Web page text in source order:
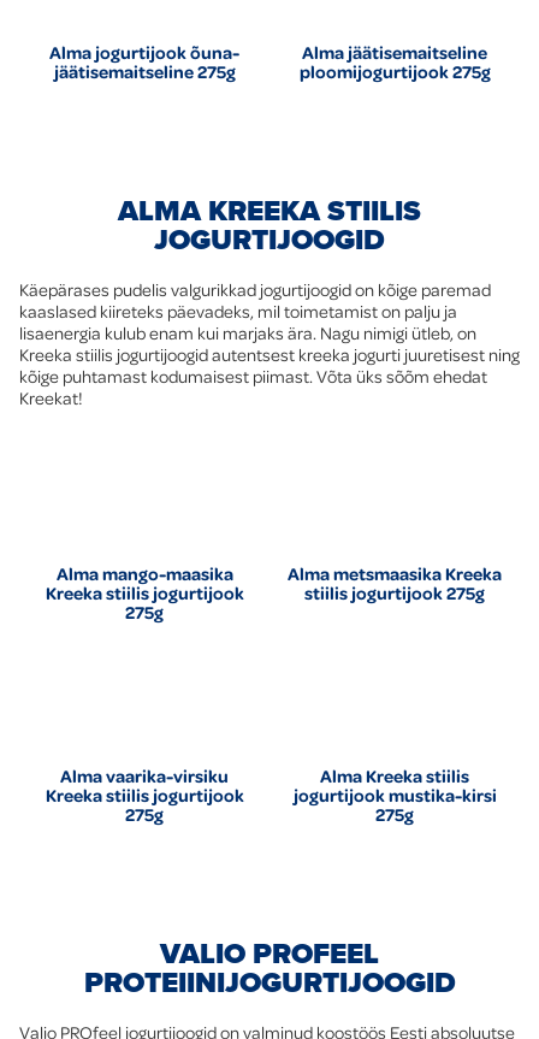
Alma jogurtijook õuna-
jäätisemaitseline 275g
Alma jäätisemaitseline
ploomijogurtijook 275g
ALMA KREEKA STIILIS
JOGURTIJOOGID
Käepärases pudelis valgurikkad jogurtijoogid on kõige paremad
kaaslased kiireteks päevadeks, mil toimetamist on palju ja
lisaenergia kulub enam kui marjaks ära. Nagu nimigi ütleb, on
Kreeka stiilis jogurtijoogid autentsest kreeka jogurti juuretisest ning
kõige puhtamast kodumaisest piimast. Võta üks sõõm ehedat
Kreekat!
Alma mango-maasika
Kreeka stiilis jogurtijook
275g
Alma metsmaasika Kreeka
stiilis jogurtijook 275g
Alma vaarika-virsiku
Kreeka stiilis jogurtijook
275g
Alma Kreeka stiilis
jogurtijook mustika-kirsi
275g
VALIO PROFEEL
PROTEIINIJOGURTIJOOGID
Valio PROfeel jogurtijoogid on valminud koostöös Eesti absoluutse